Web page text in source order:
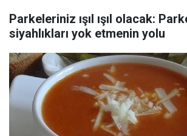
Parkeleriniz ışıl ışıl olacak:
siyahlıkları yok etmenin yolu